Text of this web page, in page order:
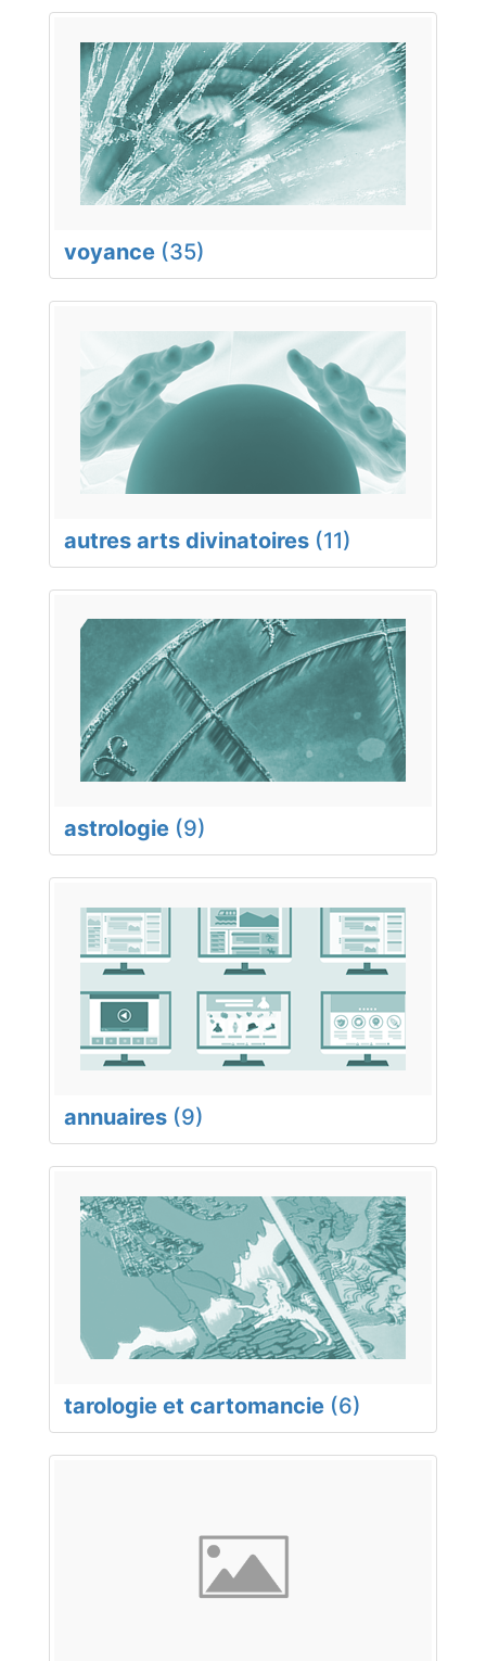
voyance (35)
autres arts divinatoires (11)
astrologie (9)
annuaires (9)
tarologie et cartomancie (6)